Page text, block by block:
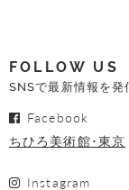
FOLLOW US
SNSで最新情報を発
Facebook
ちひろ美術館･東京
Instagram